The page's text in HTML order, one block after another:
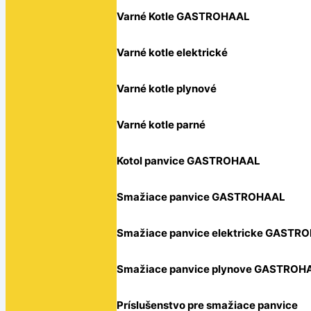
Varné Kotle GASTROHAAL
Varné kotle elektrické
Varné kotle plynové
Varné kotle parné
Kotol panvice GASTROHAAL
Smažiace panvice GASTROHAAL
Smažiace panvice elektricke
Smažiace panvice plynove
Príslušenstvo pre smažiace panvice